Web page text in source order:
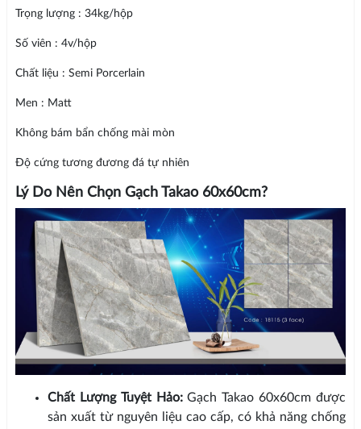
Trọng lượng : 34kg/hộp
Số viên : 4v/hộp
Chất liệu : Semi Porcerlain
Men : Matt
Không bám bẩn chống mài mòn
Độ cứng tương đương đá tự nhiên
Lý Do Nên Chọn Gạch Takao 60x60cm?
Chất Lượng Tuyệt Hảo:Gạch Takao 60x60cm được
sản xuất từ nguyên liệu cao cấp, có khả năng chống